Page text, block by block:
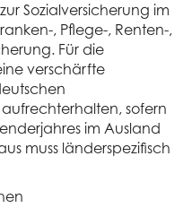
Sozialversicherung im
, Pflege-, Renten-,
Für die
verschärfte
sofern
im Ausland
muss länderspezifisch